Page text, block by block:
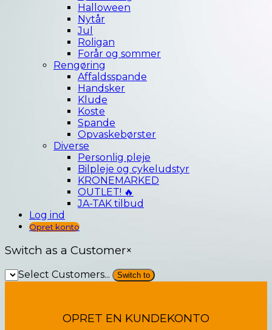
Halloween
Nytår
Jul
Roligan
Forår og sommer
Rengøring
Affaldsspande
Handsker
Klude
Koste
Spande
Opvaskebørster
Diverse
Personlig pleje
Bilpleje og cykeludstyr
KRONEMARKED
OUTLET! 🔥
JA-TAK tilbud
Log ind
Opret konto
Switch as a Customer×
Select Customers...
OPRET EN KUNDEKONTO